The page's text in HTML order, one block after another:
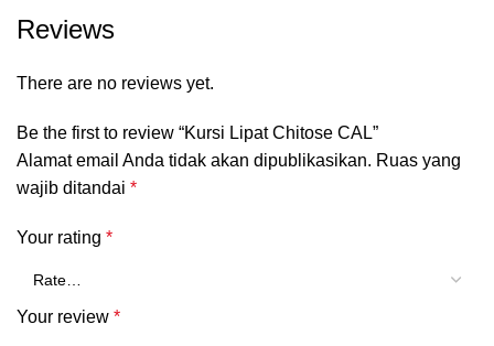
Reviews
There are no reviews yet.
Be the first to review “Kursi Lipat Chitose CAL”
Alamat email Anda tidak akan dipublikasikan. Ruas yang
wajib ditandai *
Your rating *
Your review *